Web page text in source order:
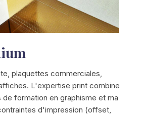
plaquettes commerciales,
L'expertise print combine
de formation en graphisme et ma
d'impression (offset,